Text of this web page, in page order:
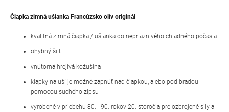
Čiapka zimná ušianka Francúzsko olív originál
kvalitná zimná čiapka / ušianka do nepriaznivého chladného počasia
ohybný šilt
vnútorná hrejivá kožušina
klapky na uší je možné zapnúť nad čiapkou, alebo pod bradou
pomocou suchého zipsu
vyrobené v priebehu 80. - 90. rokov 20. storočia pre ozbrojené sily a